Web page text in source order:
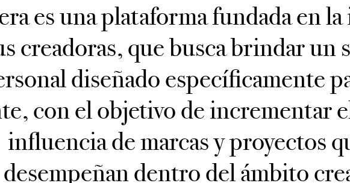
es una plataforma fundada en la
creadoras, que busca brindar un
diseñado específicamente
con el objetivo de incrementar
influencia de marcas y proyectos
desempeñan dentro del ámbito